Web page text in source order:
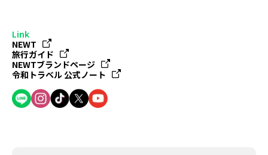
Link
NEWT
旅行ガイド
NEWTブランドページ
令和トラベル 公式ノート